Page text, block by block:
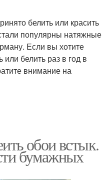
белить или красить
популярны натяжные
Если вы хотите
белить раз в год в
внимание на
обои встык.
бумажных